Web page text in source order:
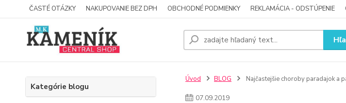
ČASTÉ OTÁZKY NAKUPOVANIE BEZ DPH OBCHODNÉ PODMIENKY REKLAMÁCIA - ODSTÚPENIE
Kategórie blogu
Úvod BLOG Najčastejšie choroby paradajok a
07.09.2019